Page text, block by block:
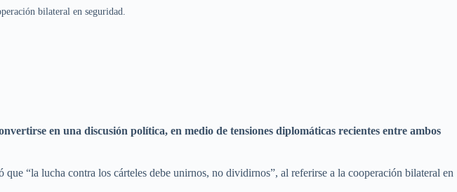
bilateral en seguridad.
en una discusión política, en medio de tensiones diplomáticas recientes entre ambos
“la lucha contra los cárteles debe unirnos, no dividirnos”, al referirse a la cooperación bilateral en